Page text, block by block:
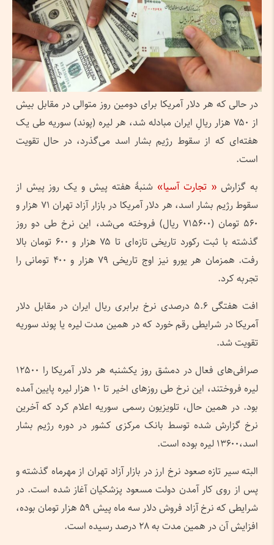
در حالی که هر دلار آمریکا برای دومین روز متوالی در مقابل بیش
از ۷۵۰ هزار ریالِ ایران مبادله شد، هر لیره (پوند) سوریه طی یک
هفته‌ای که از سقوط رژیم بشار اسد می‌گذرد، در حال تقویت
است.
به گزارش « تجارت آسیا» شنبهٔ هفته پیش و یک روز پیش از
سقوط رژیم بشار اسد، هر دلار آمریکا در بازار آزاد تهران ۷۱ هزار و
۵۶۰ تومان (۷۱۵۶۰۰ ریال) فروخته می‌شد، این نرخ طی دو روز
گذشته با ثبت رکورد تاریخی تازه‌ای تا ۷۵ هزار و ۶۰۰ تومان بالا
رفت. همزمان هر یورو نیز اوج تاریخی ۷۹ هزار و ۴۰۰ تومانی را
تجربه کرد.
افت هفتگی ۵.۶ درصدی نرخ برابری ریال ایران در مقابل دلار
آمریکا در شرایطی رقم خورد که در همین مدت لیره یا پوند سوریه
تقویت شد.
صرافی‌های فعال در دمشق روز یکشنبه هر دلار آمریکا را ۱۲۵۰۰
لیره فروختند، این نرخ طی روزهای اخیر تا ۱۰ هزار لیره پایین آمده
بود. در همین حال، تلویزیون رسمی سوریه اعلام کرد که آخرین
نرخ گزارش شده توسط بانک مرکزی کشور در دوره رژیم بشار
اسد،۱۳۶۰۰ لیره بوده است.
البته سیر تازه صعود نرخ ارز در بازار آزاد تهران از مهرماه گذشته و
پس از روی کار‌ آمدن دولت مسعود پزشکیان آغاز شده است. در
شرایطی که نرخ آزاد فروش دلار سه ماه پیش ۵۹ هزار تومان بوده،
افزایش آن در همین مدت به ۲۸ درصد رسیده است.